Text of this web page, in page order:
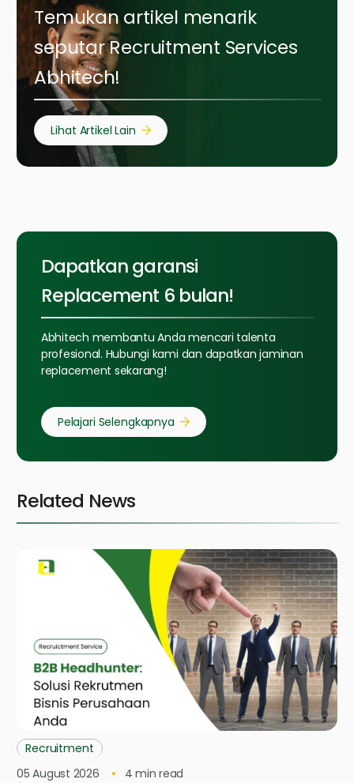
Temukan artikel menarik
seputar Recruitment Services
Abhitech!
Lihat Artikel Lain
Dapatkan garansi
Replacement 6 bulan!
Abhitech membantu Anda mencari talenta
profesional. Hubungi kami dan dapatkan jaminan
replacement sekarang!
Pelajari Selengkapnya
Related News
Recruitment
05 August 2026
4 min read